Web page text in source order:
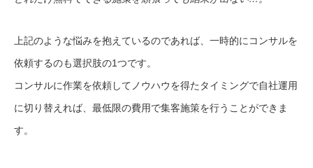
上記のような悩みを抱えているのであれば、一時的にコンサルを
依頼するのも選択肢の1つです。
コンサルに作業を依頼してノウハウを得たタイミングで自社運用
に切り替えれば、最低限の費用で集客施策を行うことができま
す。